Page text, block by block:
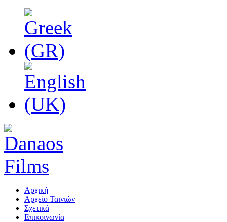
Αρχική
Αρχείο Ταινιών
Σχετικά
Επικοινωνία